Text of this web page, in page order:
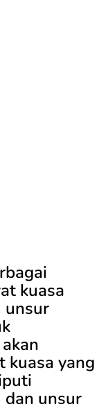
kuasa
unsur
kuasa yang
dan unsur